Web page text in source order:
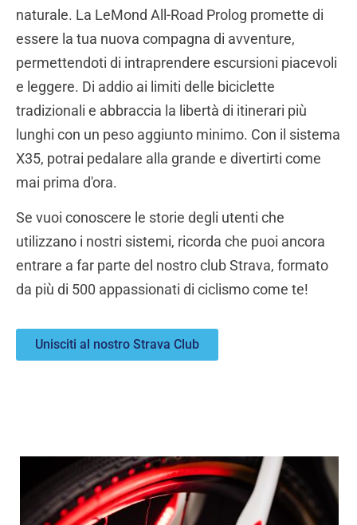
naturale. La LeMond All-Road Prolog promette di
essere la tua nuova compagna di avventure,
permettendoti di intraprendere escursioni piacevoli
e leggere. Di addio ai limiti delle biciclette
tradizionali e abbraccia la libertà di itinerari più
lunghi con un peso aggiunto minimo. Con il sistema
X35, potrai pedalare alla grande e divertirti come
mai prima d'ora.
Se vuoi conoscere le storie degli utenti che
utilizzano i nostri sistemi, ricorda che puoi ancora
entrare a far parte del nostro club Strava, formato
da più di 500 appassionati di ciclismo come te!
Unisciti al nostro Strava Club